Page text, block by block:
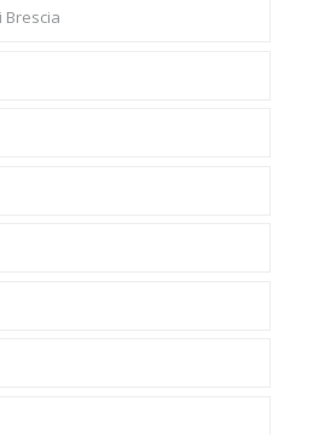
Brescia